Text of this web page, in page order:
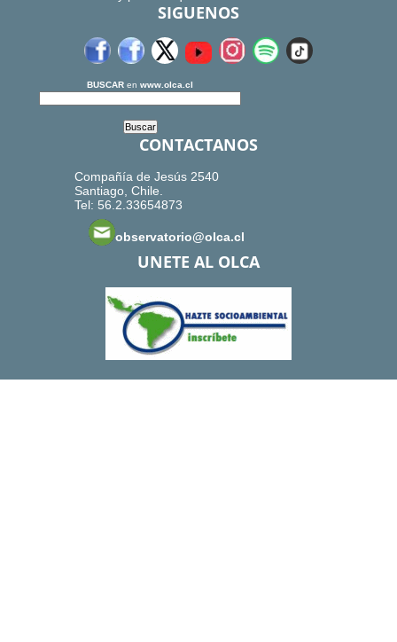
SIGUENOS
BUSCAR en www.olca.cl
CONTACTANOS
Compañía de Jesús 2540
Santiago, Chile.
Tel: 56.2.33654873
observatorio@olca.cl
UNETE AL OLCA